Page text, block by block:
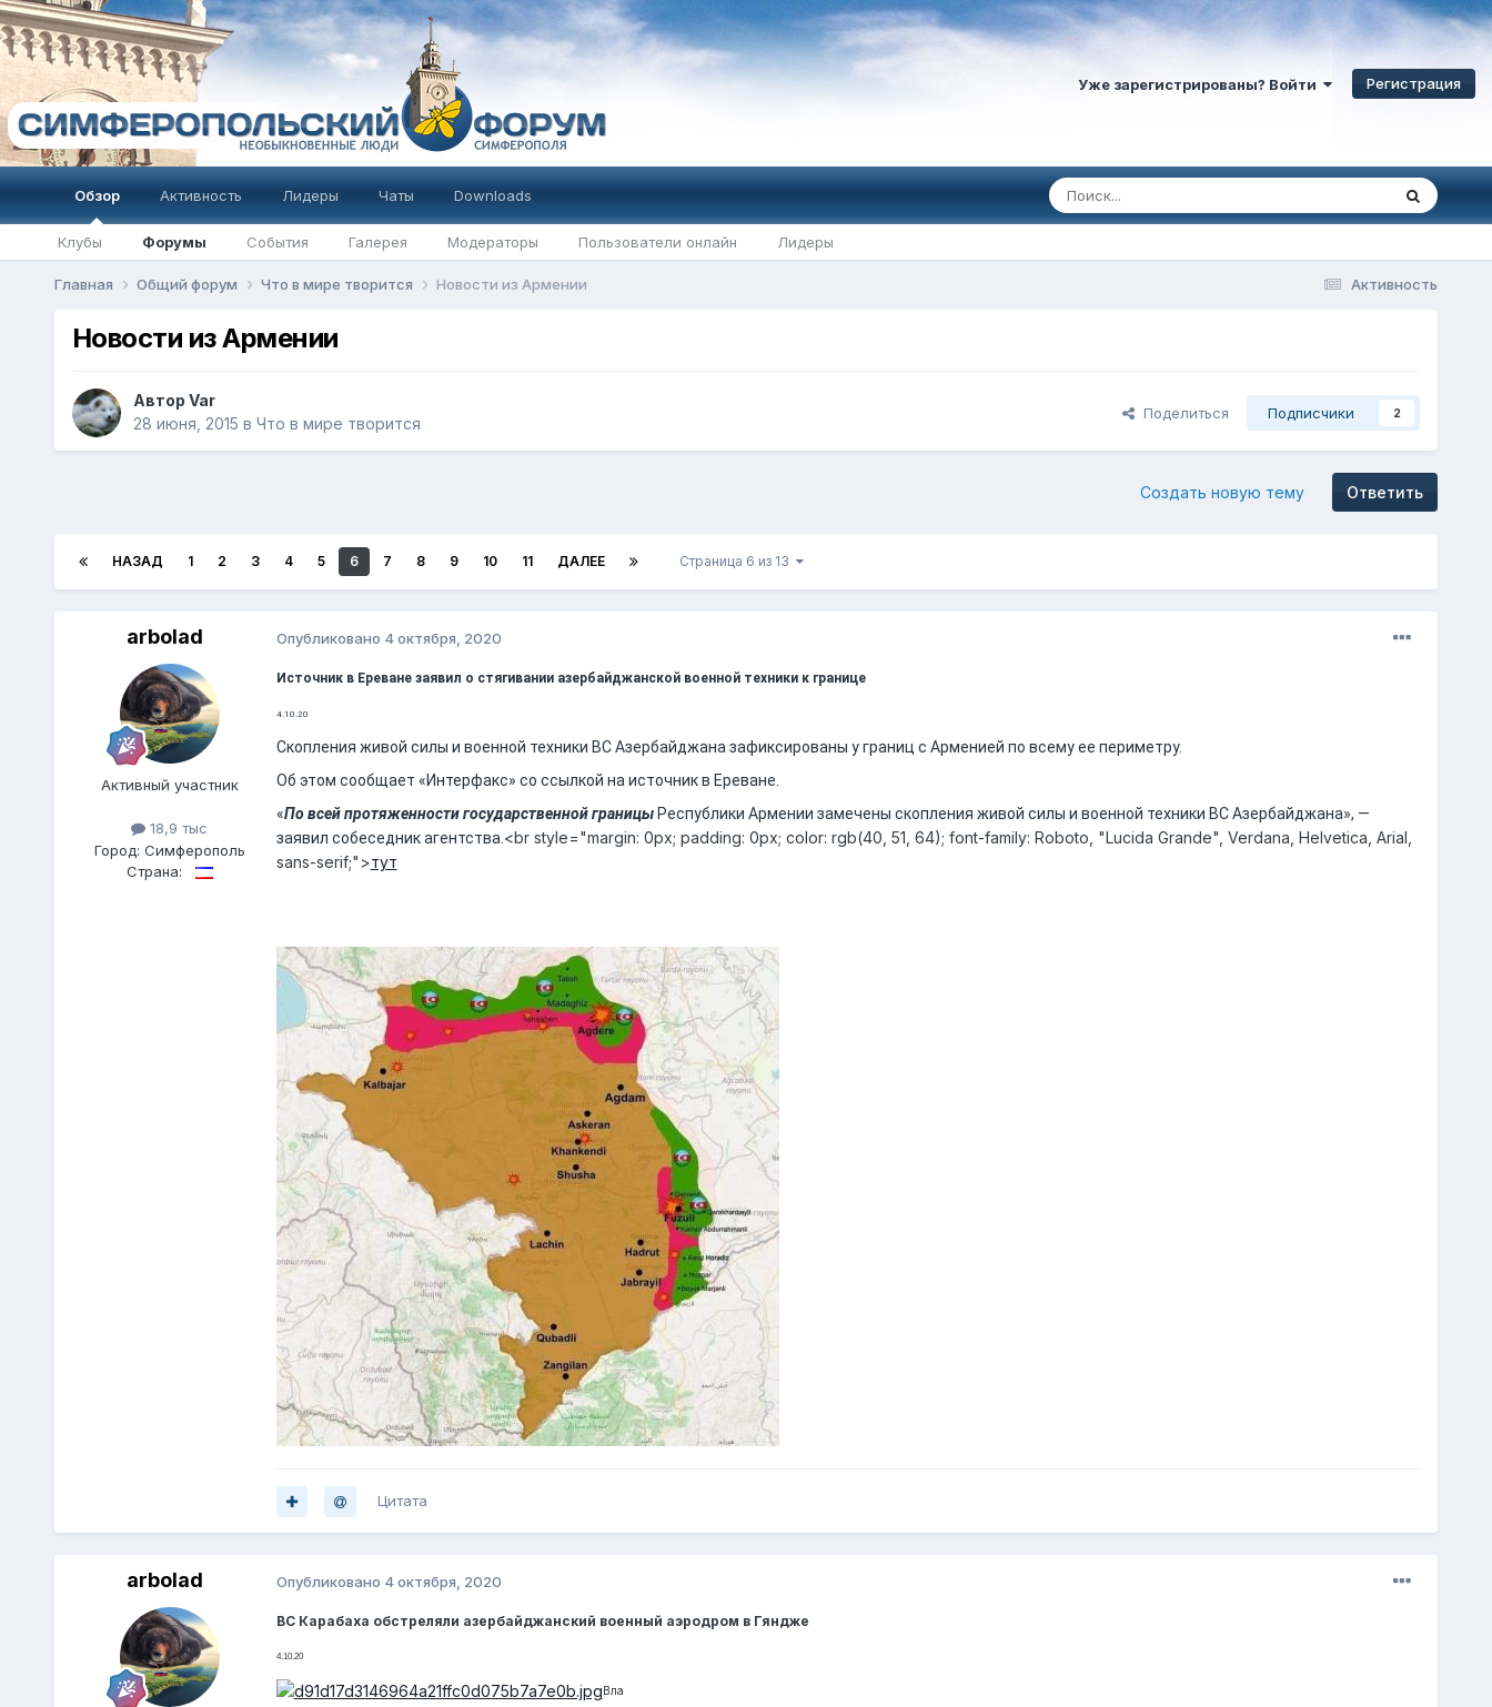
Уже зарегистрированы? Войти Регистрация
Обзор
Клубы Форумы События Галерея Модераторы Пользователи онлайн Лидеры
Активность Лидеры Чаты Downloads
Активность
Главная Общий форум Что в мире творится Новости из Армении
Новости из Армении
Автор Var
28 июня, 2015 в Что в мире творится
Поделиться Подписчики 2
Ответить
Создать новую тему
НАЗАД 1 2 3 4 5 6 7 8 9 10 11 ДАЛЕЕ Страница 6 из 13
arbolad
Активный участник
18,9 тыс
Город: Симферополь
Страна:
Опубликовано 4 октября, 2020
Источник в Ереване заявил о стягивании азербайджанской военной техники к границе
4.10.20
Скопления живой силы и военной техники ВС Азербайджана зафиксированы у границ с Арменией по всему ее периметру.
Об этом сообщает «Интерфакс» со ссылкой на источник в Ереване.
«По всей протяженности государственной границыРеспублики Армении замечены скопления живой силы и военной техники ВС Азербайджана», —
заявил собеседник агентства.<br style="margin: 0px; padding: 0px; color: rgb(40, 51, 64); font-family: Roboto, "Lucida Grande", Verdana, Helvetica, Arial,
sans-serif;">тут
Цитата
arbolad Опубликовано 4 октября, 2020
ВС Карабаха обстреляли азербайджанский военный аэродром в Гяндже
4.10.20
Вла